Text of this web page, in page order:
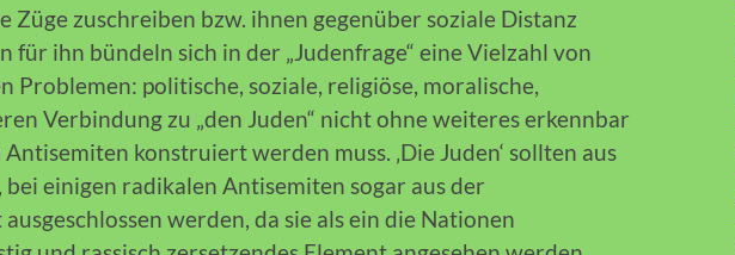
Züge zuschreiben bzw. ihnen gegenüber soziale Distanz
für ihn bündeln sich in der „Judenfrage“ eine Vielzahl von
Problemen: politische, soziale, religiöse, moralische,
Verbindung zu „den Juden“ nicht ohne weiteres erkennbar
konstruiert werden muss. ‚Die Juden‘ sollten aus
bei einigen radikalen Antisemiten sogar aus der
werden, da sie als ein die Nationen